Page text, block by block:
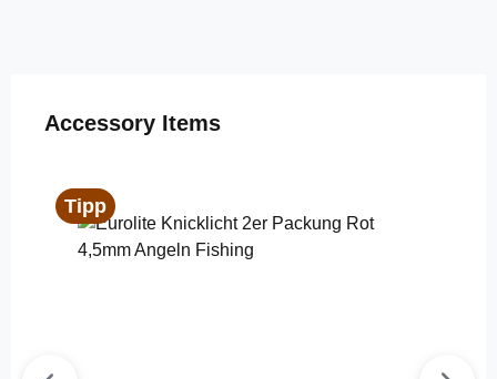
Produktgalerie überspringen
Accessory Items
Tipp